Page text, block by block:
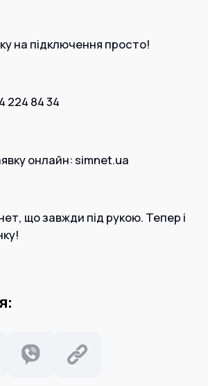
на підключення просто!
224 84 34
онлайн: simnet.ua
що завжди під рукою. Тепер і